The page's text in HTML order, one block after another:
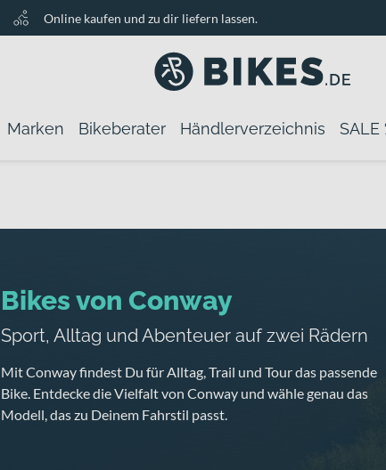
Online kaufen und zu dir liefern lassen.
Marken Bikeberater Händlerverzeichnis SALE
Bikes von Conway
Sport, Alltag und Abenteuer auf zwei Rädern
Mit Conway findest Du für Alltag, Trail und Tour das passende
Bike. Entdecke die Vielfalt von Conway und wähle genau das
Modell, das zu Deinem Fahrstil passt.